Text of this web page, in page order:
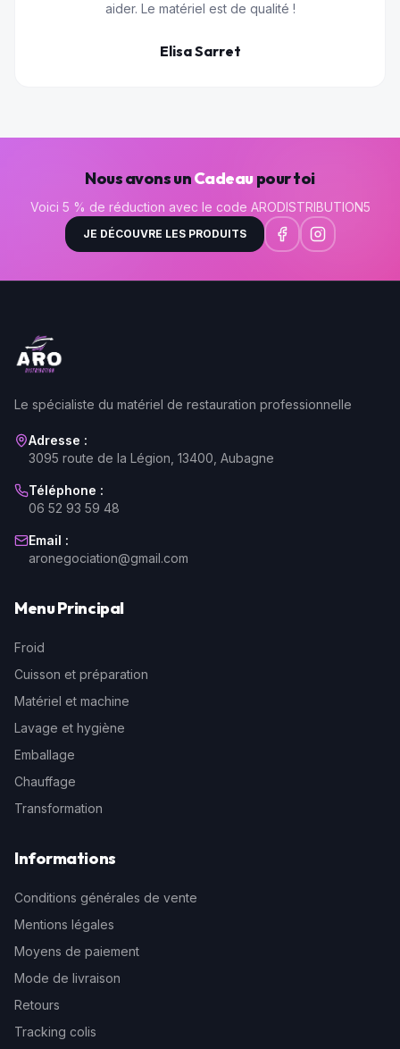
aider. Le matériel est de qualité !
Elisa Sarret
Nous avons unCadeaupour toi
Voici 5 % de réduction avec le code ARODISTRIBUTION5
JE DÉCOUVRE LES PRODUITS
Le spécialiste du matériel de restauration professionnelle
Adresse :
3095 route de la Légion, 13400, Aubagne
Téléphone :
06 52 93 59 48
Email :
aronegociation@gmail.com
Menu Principal
Froid
Cuisson et préparation
Matériel et machine
Lavage et hygiène
Emballage
Chauffage
Transformation
Informations
Conditions générales de vente
Mentions légales
Moyens de paiement
Mode de livraison
Retours
Tracking colis